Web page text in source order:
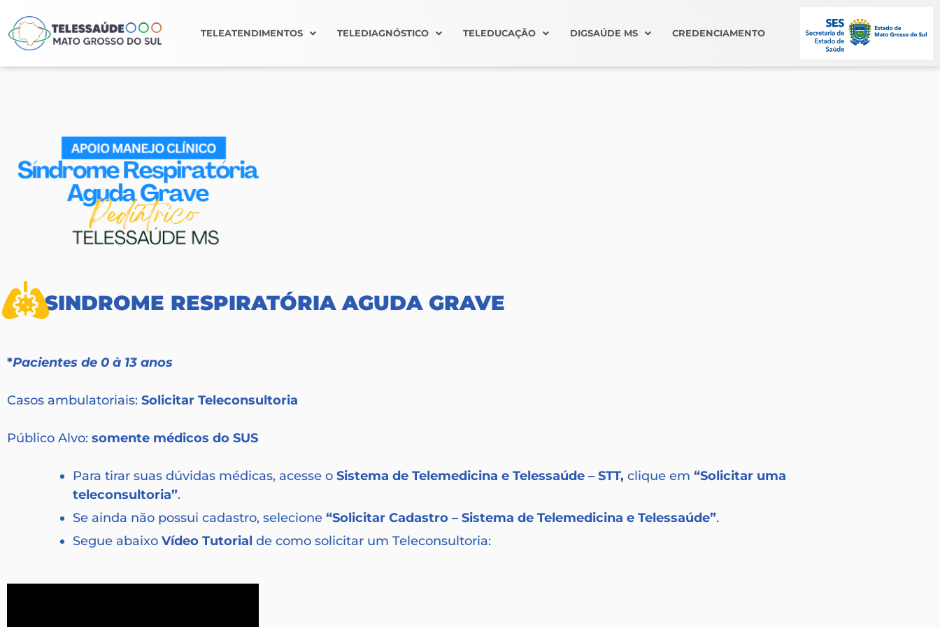
TELEATENDIMENTOS TELEDIAGNÓSTICO TELEDUCAÇÃO DIGSAÚDE MS CREDENCIAMENTO
SINDROME RESPIRATÓRIA AGUDA GRAVE
*Pacientes de 0 à 13 anos
Casos ambulatoriais: Solicitar Teleconsultoria
Público Alvo: somente médicos do SUS
Para tirar suas dúvidas médicas, acesse o Sistema de Telemedicina e Telessaúde – STT, clique em “Solicitar uma
teleconsultoria”.
Se ainda não possui cadastro, selecione “Solicitar Cadastro – Sistema de Telemedicina e Telessaúde”.
Segue abaixo Vídeo Tutorial de como solicitar um Teleconsultoria: